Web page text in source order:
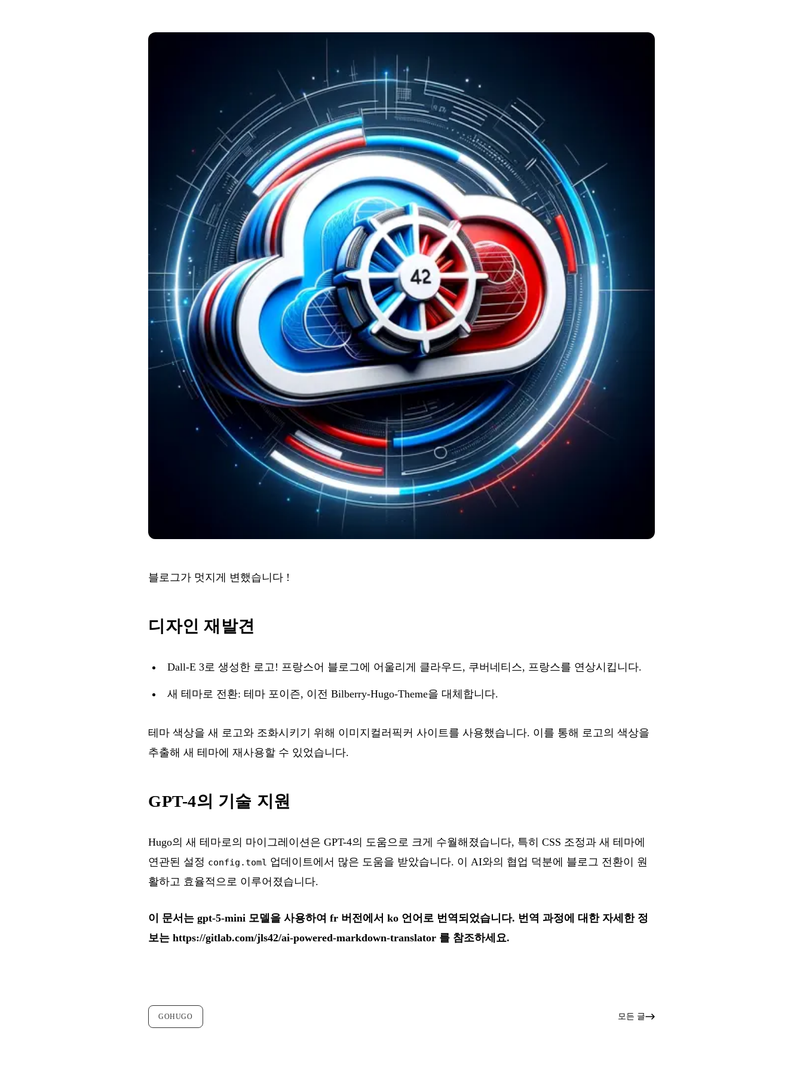
블로그가 멋지게 변했습니다 !
디자인 재발견
Dall-E 3로 생성한 로고! 프랑스어 블로그에 어울리게 클라우드, 쿠버네티스, 프랑스를 연상시킵니다.
새 테마로 전환: 테마 포이즌, 이전 Bilberry-Hugo-Theme을 대체합니다.
테마 색상을 새 로고와 조화시키기 위해 이미지컬러픽커 사이트를 사용했습니다. 이를 통해 로고의 색상을
추출해 새 테마에 재사용할 수 있었습니다.
GPT-4의 기술 지원
Hugo의 새 테마로의 마이그레이션은 GPT-4의 도움으로 크게 수월해졌습니다, 특히 CSS 조정과 새 테마에
연관된 설정 config.toml 업데이트에서 많은 도움을 받았습니다. 이 AI와의 협업 덕분에 블로그 전환이 원
활하고 효율적으로 이루어졌습니다.
이 문서는 gpt-5-mini 모델을 사용하여 fr 버전에서 ko 언어로 번역되었습니다. 번역 과정에 대한 자세한 정
보는 https://gitlab.com/jls42/ai-powered-markdown-translator 를 참조하세요.
GOHUGO 모든 글